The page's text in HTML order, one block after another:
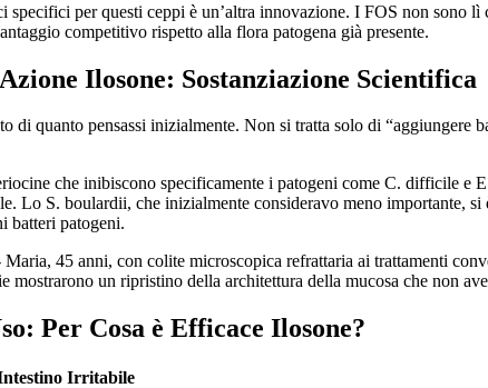
per questi ceppi è un’altra innovazione. I FOS non sono
competitivo rispetto alla flora patogena già presente.
Ilosone: Sostanziazione Scientifica
di quanto pensassi inizialmente. Non si tratta solo di “aggiungere
che inibiscono specificamente i patogeni come C. difficile e
Lo S. boulardii, che inizialmente consideravo meno importante,
batteri patogeni.
45 anni, con colite microscopica refrattaria ai trattamenti
mostrarono un ripristino della architettura della mucosa che non
Per Cosa è Efficace Ilosone?
Irritabile